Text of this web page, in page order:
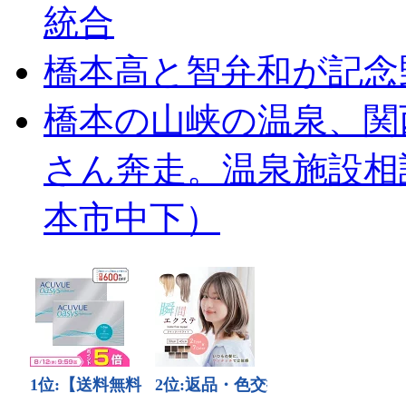
統合
橋本高と智弁和が記
橋本の山峡の温泉、
さん奔走。温泉施設
本市中下）